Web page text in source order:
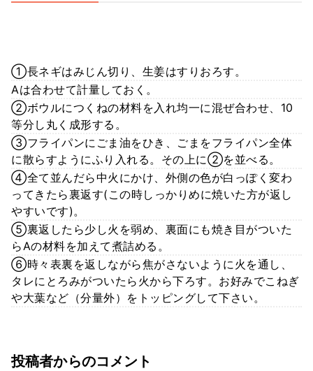
①長ネギはみじん切り、生姜はすりおろす。
Aは合わせて計量しておく。
②ボウルにつくねの材料を入れ均一に混ぜ合わせ、10
等分し丸く成形する。
③フライパンにごま油をひき、ごまをフライパン全体
に散らすようにふり入れる。その上に②を並べる。
④全て並んだら中火にかけ、外側の色が白っぽく変わ
ってきたら裏返す(この時しっかりめに焼いた方が返し
やすいです)。
⑤裏返したら少し火を弱め、裏面にも焼き目がついた
らAの材料を加えて煮詰める。
⑥時々表裏を返しながら焦がさないように火を通し、
タレにとろみがついたら火から下ろす。お好みでこねぎ
や大葉など（分量外）をトッピングして下さい。
投稿者からのコメント